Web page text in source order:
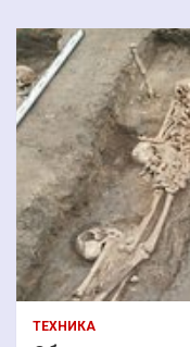
ТЕХНИКА